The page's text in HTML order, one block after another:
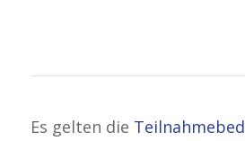
Es gelten die